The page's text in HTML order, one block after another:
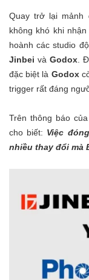
Quay trở lại mảnh
không khó khi
hoành các studio
Jinbei và Godox.
đặc biệt là Godox
trigger rất đáng
Trên thông báo
cho biết: Việc
nhiều thay đổi mà